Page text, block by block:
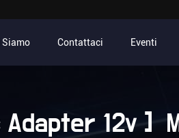
Siamo Contattaci Eventi
12v ]